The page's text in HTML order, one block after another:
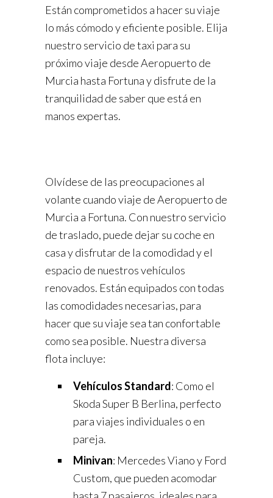
Están comprometidos a hacer su viaje
lo más cómodo y eficiente posible. Elija
nuestro servicio de taxi para su
próximo viaje desde Aeropuerto de
Murcia hasta Fortuna y disfrute de la
tranquilidad de saber que está en
manos expertas.
Olvídese de las preocupaciones al
volante cuando viaje de Aeropuerto de
Murcia a Fortuna. Con nuestro servicio
de traslado, puede dejar su coche en
casa y disfrutar de la comodidad y el
espacio de nuestros vehículos
renovados. Están equipados con todas
las comodidades necesarias, para
hacer que su viaje sea tan confortable
como sea posible. Nuestra diversa
flota incluye:
Vehículos Standard: Como el
Skoda Super B Berlina, perfecto
para viajes individuales o en
pareja.
Minivan: Mercedes Viano y Ford
Custom, que pueden acomodar